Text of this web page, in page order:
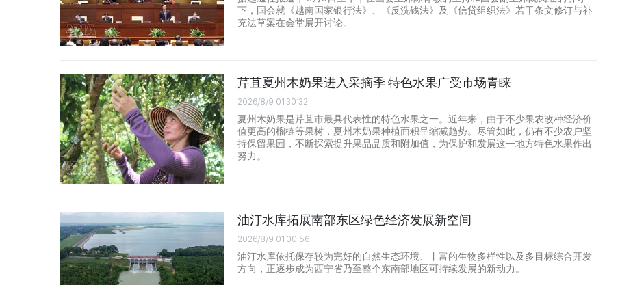
下，国会就《越南国家银行法》、《反洗钱法》及《信贷组织法》若干条文修订与补
充法草案在会堂展开讨论。
芹苴夏州木奶果进入采摘季 特色水果广受市场青睐
2026/8/9 01:30:32
夏州木奶果是芹苴市最具代表性的特色水果之一。近年来，由于不少果农改种经济价
值更高的榴梿等果树，夏州木奶果种植面积呈缩减趋势。尽管如此，仍有不少农户坚
持保留果园，不断探索提升果品品质和附加值，为保护和发展这一地方特色水果作出
努力。
油汀水库拓展南部东区绿色经济发展新空间
2026/8/9 01:00:56
油汀水库依托保存较为完好的自然生态环境、丰富的生物多样性以及多目标综合开发
方向，正逐步成为西宁省乃至整个东南部地区可持续发展的新动力。